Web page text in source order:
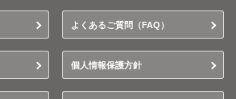
よくあるご質問（FAQ）
個人情報保護方針